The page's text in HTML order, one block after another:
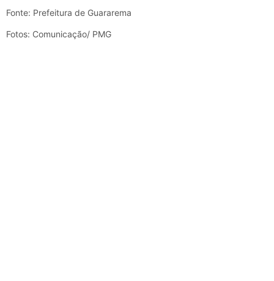
Fonte: Prefeitura de Guararema
Fotos: Comunicação/ PMG